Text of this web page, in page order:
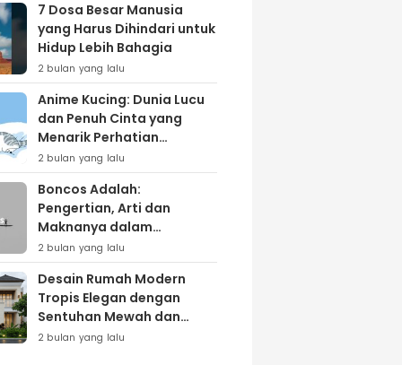
7 Dosa Besar Manusia
yang Harus Dihindari untuk
Hidup Lebih Bahagia
2 bulan yang lalu
Anime Kucing: Dunia Lucu
dan Penuh Cinta yang
Menarik Perhatian
Penggemar
2 bulan yang lalu
Boncos Adalah:
Pengertian, Arti dan
Maknanya dalam
Kehidupan Sehari-hari
2 bulan yang lalu
Desain Rumah Modern
Tropis Elegan dengan
Sentuhan Mewah dan
Natural
2 bulan yang lalu